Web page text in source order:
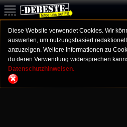
Diese Website verwendet Cookies. Wir
auswerten, um nutzungsbasiert
anzuzeigen. Weitere Informationen zu
du deren Verwendung widersprechen
Datenschutzhinweisen.